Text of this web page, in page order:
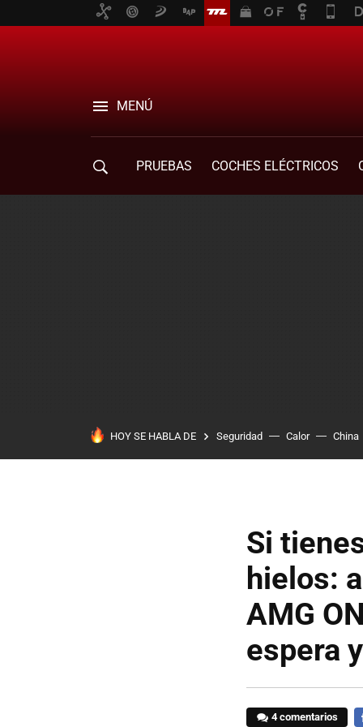
MENÚ
PRUEBAS COCHES ELÉCTRICOS
HOY SE HABLA DE Seguridad Calor China
Si
hielos:
AMG
espera
4 comentarios